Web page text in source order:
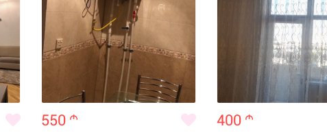
550 m 400 m